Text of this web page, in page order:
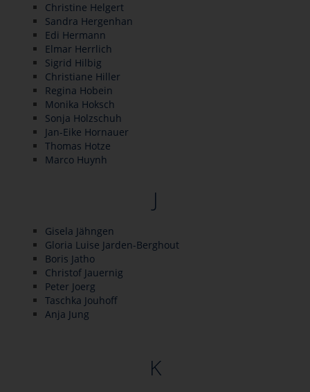
Christine Helgert
Sandra Hergenhan
Edi Hermann
Elmar Herrlich
Sigrid Hilbig
Christiane Hiller
Regina Hobein
Monika Hoksch
Sonja Holzschuh
Jan-Eike Hornauer
Thomas Hotze
Marco Huynh
J
Gisela Jähngen
Gloria Luise Jarden-Berghout
Boris Jatho
Christof Jauernig
Peter Joerg
Taschka Jouhoff
Anja Jung
K